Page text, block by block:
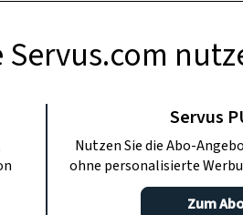
Pflege,Servus
Nutzen Sie die Abo-
ohne personalisierte
Zum